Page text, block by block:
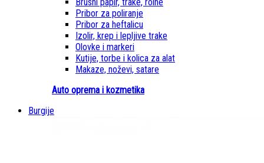
Pribor za poliranje
Pribor za heftalicu
Izolir, krep i lepljive trake
Olovke i markeri
Kutije, torbe i kolica za alat
Makaze, noževi, satare
Auto oprema i kozmetika
Burgije